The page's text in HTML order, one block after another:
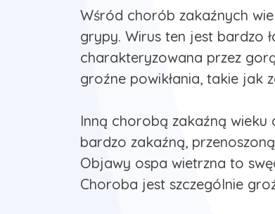
Wśród chorób zakaźnych
grypy. Wirus ten jest bardzo
charakteryzowana przez
groźne powikłania, takie jak
Inną chorobą zakaźną wieku
bardzo zakaźną,
Objawy ospa wietrzna to
Choroba jest szczególnie